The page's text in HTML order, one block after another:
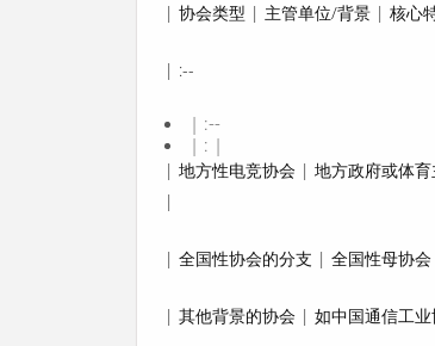
| 协会类型 | 主管单位/背景 | 核心
| :--
| :--
| : |
| 地方性电竞协会 | 地方政府或体
|
| 全国性协会的分支 | 全国性母协
| 其他背景的协会 | 如中国通信工